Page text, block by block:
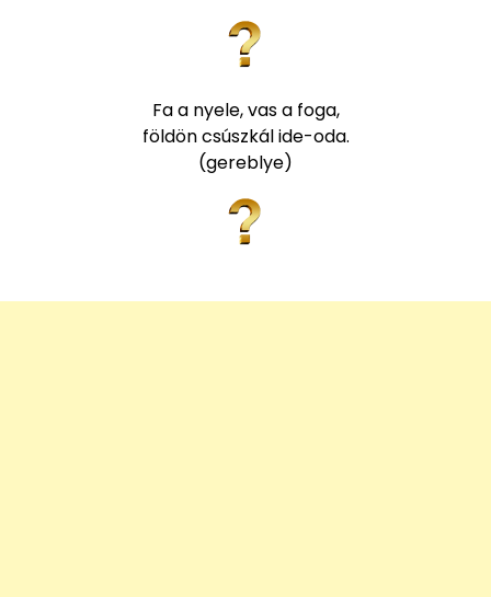
Fa a nyele, vas a foga,
földön csúszkál ide-oda.
(gereblye)